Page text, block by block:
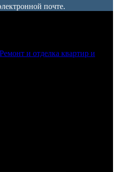
почте.
Ремонт и отделка квартир и